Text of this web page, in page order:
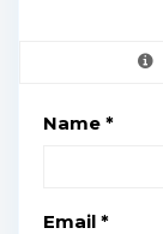
Name *
Email *